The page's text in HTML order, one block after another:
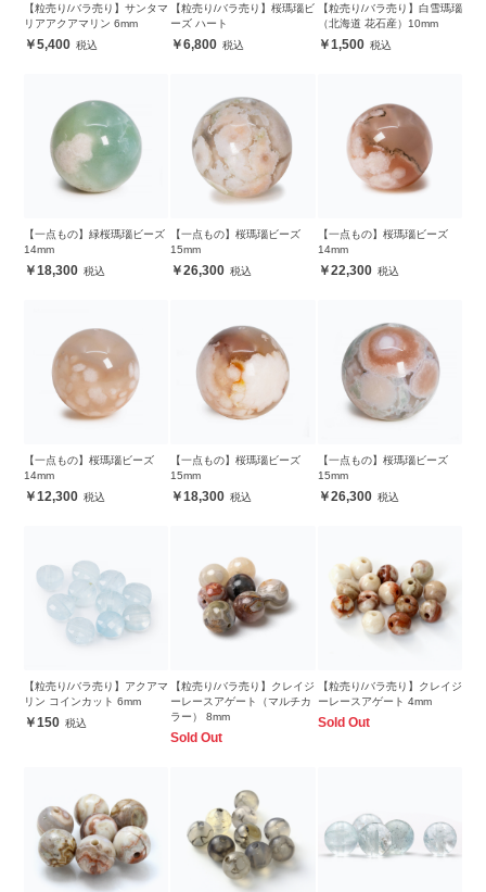
【粒売り/バラ売り】サンタマ
リアアクアマリン 6mm
5,400
【粒売り/バラ売り】桜瑪瑙ビ
ーズ ハート
6,800
【粒売り/バラ売り】白雪瑪瑙
（北海道 花石産）10mm
1,500
【一点もの】緑桜瑪瑙ビーズ
14mm
18,300
【一点もの】桜瑪瑙ビーズ
15mm
26,300
【一点もの】桜瑪瑙ビーズ
14mm
22,300
【一点もの】桜瑪瑙ビーズ
14mm
12,300
【一点もの】桜瑪瑙ビーズ
15mm
18,300
【一点もの】桜瑪瑙ビーズ
15mm
26,300
【粒売り/バラ売り】アクアマ
リン コインカット 6mm
150
【粒売り/バラ売り】クレイジ
ーレースアゲート（マルチカ
ラー） 8mm
Sold Out
【粒売り/バラ売り】クレイジ
ーレースアゲート 4mm
Sold Out